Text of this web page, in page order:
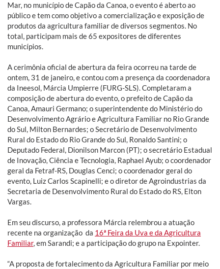
Mar, no município de Capão da Canoa, o evento é aberto ao
público e tem como objetivo a comercialização e exposição de
produtos da agricultura familiar de diversos segmentos. No
total, participam mais de 65 expositores de diferentes
municípios.
A cerimônia oficial de abertura da feira ocorreu na tarde de
ontem, 31 de janeiro, e contou com a presença da coordenadora
da Ineesol, Márcia Umpierre (FURG-SLS). Completaram a
composição de abertura do evento, o prefeito de Capão da
Canoa, Amauri Germano; o superintendente do Ministério do
Desenvolvimento Agrário e Agricultura Familiar no Rio Grande
do Sul, Milton Bernardes; o Secretário de Desenvolvimento
Rural do Estado do Rio Grande do Sul, Ronaldo Santini; o
Deputado Federal, Dionilson Marcon (PT); o secretário Estadual
de Inovação, Ciência e Tecnologia, Raphael Ayub; o coordenador
geral da Fetraf-RS, Douglas Cenci; o coordenador geral do
evento, Luiz Carlos Scapinelli; e o diretor de Agroindustrias da
Secretaria de Desenvolvimento Rural do Estado do RS, Elton
Vargas.
Em seu discurso, a professora Márcia relembrou a atuação
recente na organização da 16ª Feira da Uva e da Agricultura
Familiar, em Sarandi; e a participação do grupo na Expointer.
“A proposta de fortalecimento da Agricultura Familiar por meio